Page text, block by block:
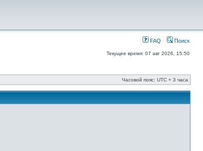
FAQ Поиск
Текущее время: 07 авг 2026, 15:50
Часовой пояс: UTC + 3 часа